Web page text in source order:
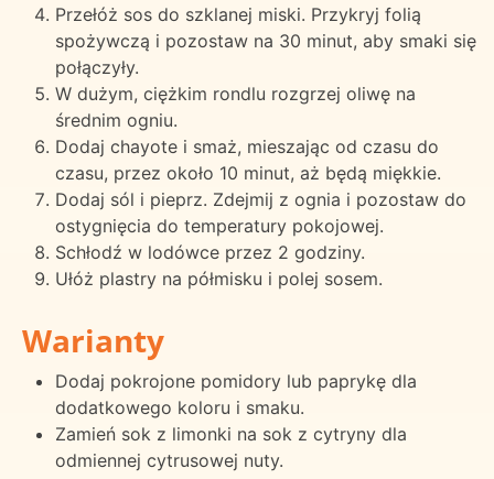
Przełóż sos do szklanej miski. Przykryj folią
spożywczą i pozostaw na 30 minut, aby smaki się
połączyły.
W dużym, ciężkim rondlu rozgrzej oliwę na
średnim ogniu.
Dodaj chayote i smaż, mieszając od czasu do
czasu, przez około 10 minut, aż będą miękkie.
Dodaj sól i pieprz. Zdejmij z ognia i pozostaw do
ostygnięcia do temperatury pokojowej.
Schłodź w lodówce przez 2 godziny.
Ułóż plastry na półmisku i polej sosem.
Warianty
Dodaj pokrojone pomidory lub paprykę dla
dodatkowego koloru i smaku.
Zamień sok z limonki na sok z cytryny dla
odmiennej cytrusowej nuty.